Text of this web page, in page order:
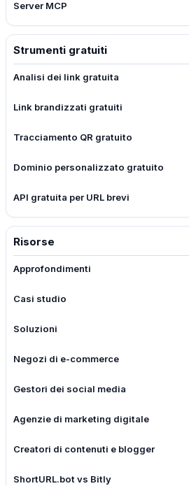
Server MCP
Strumenti gratuiti
Analisi dei link gratuita
Link brandizzati gratuiti
Tracciamento QR gratuito
Dominio personalizzato gratuito
API gratuita per URL brevi
Risorse
Approfondimenti
Casi studio
Soluzioni
Negozi di e-commerce
Gestori dei social media
Agenzie di marketing digitale
Creatori di contenuti e blogger
ShortURL.bot vs Bitly